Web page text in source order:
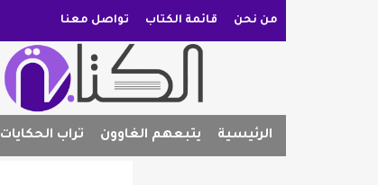
من نحن قائمة الكتاب تواصل معنا
الرئيسية يتبعهم الغاوون تراب الحكايات